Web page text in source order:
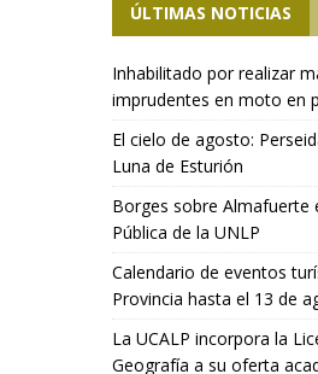
ÚLTIMAS NOTICIAS
Inhabilitado por realizar
imprudentes en moto en
El cielo de agosto:
Luna de Esturión
Borges sobre Almafuerte
Pública de la UNLP
Calendario de eventos
Provincia hasta el 13 de
La UCALP incorpora la
Geografía a su oferta